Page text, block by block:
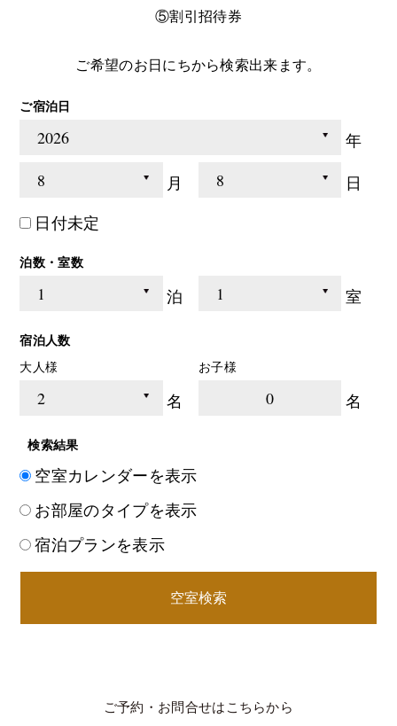
⑤割引招待券
ご希望のお日にちから検索出来ます。
ご宿泊日
年
月
日
日付未定
泊数・室数
泊 室
宿泊人数
大人様
名
お子様
0 名
検索結果
空室カレンダーを表示
お部屋のタイプを表示
宿泊プランを表示
空室検索
ご予約・お問合せはこちらから